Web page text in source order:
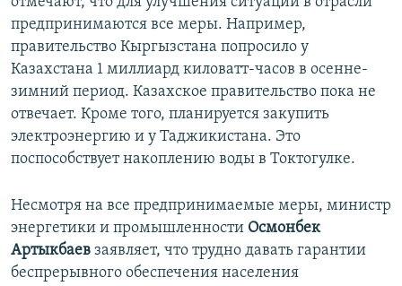
предпринимаются все меры. Например,
правительство Кыргызстана попросило у
Казахстана 1 миллиард киловатт-часов в осенне-
зимний период. Казахское правительство пока не
отвечает. Кроме того, планируется закупить
электроэнергию и у Таджикистана. Это
поспособствует накоплению воды в Токтогулке.
Несмотря на все предпринимаемые меры, министр
энергетики и промышленности Осмонбек
Артыкбаев заявляет, что трудно давать гарантии
беспрерывного обеспечения населения